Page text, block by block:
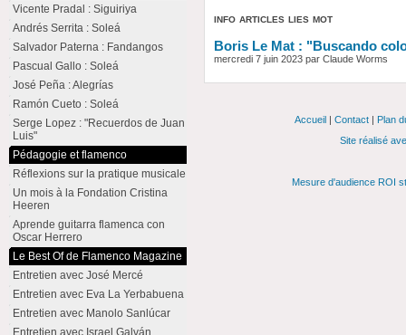
info articles lies mot
Boris Le Mat : "Buscando
mercredi 7 juin 2023 par Claude Worms
Vicente Pradal : Siguiriya
Andrés Serrita : Soleá
Salvador Paterna : Fandangos
Pascual Gallo : Soleá
José Peña : Alegrías
Ramón Cueto : Soleá
Serge Lopez : "Recuerdos de Juan
Luis"
Pédagogie et flamenco
Réflexions sur la pratique musicale
Un mois à la Fondation Cristina
Heeren
Aprende guitarra flamenca con
Oscar Herrero
Le Best Of de Flamenco Magazine
Entretien avec José Mercé
Entretien avec Eva La Yerbabuena
Entretien avec Manolo Sanlúcar
Entretien avec Israel Galván
Accueil| Contact| Plan
Site réalisé
Mesure d'audience ROI